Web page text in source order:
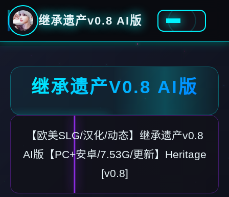
继承遗产v0.8 AI版
继承遗产V0.8 AI版
【欧美SLG/汉化/动态】继承遗产v0.8
AI版【PC+安卓/7.53G/更新】Heritage
[v0.8]